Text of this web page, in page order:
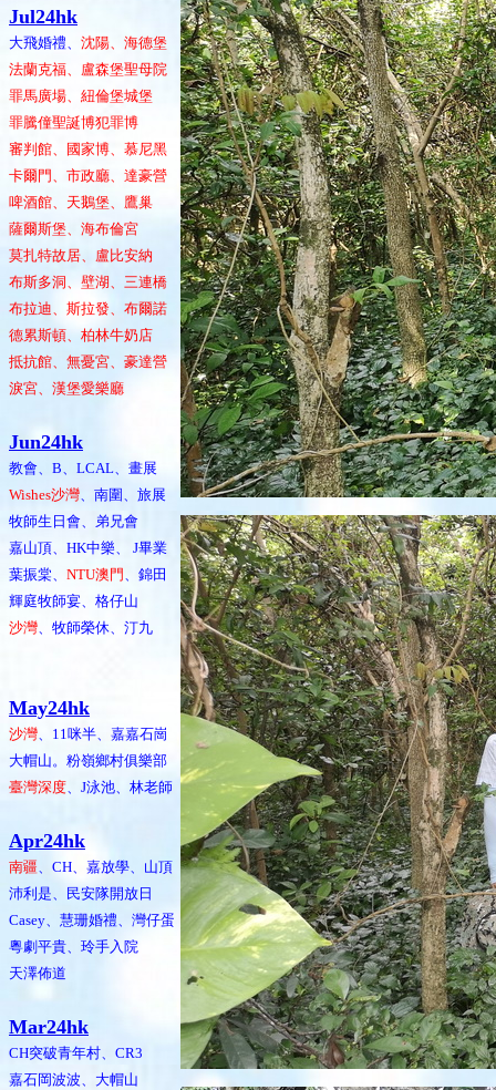
Jul24hk
大飛婚禮、 沈陽、海德堡
法蘭克福、盧森堡聖母院
罪馬廣場、紐倫堡城堡
罪騰僮聖誕博犯罪博
審判館、國家博、慕尼黑
卡爾門、市政廳、達豪營
啤酒館、天鵝堡、鷹巢
薩爾斯堡、海布倫宮
莫扎特故居、盧比安納
布斯多洞、壁湖、三連橋
布拉迪、斯拉發、布爾諾
德累斯頓、柏林牛奶店
抵抗館、無憂宮、豪達營
淚宮、漢堡愛樂廳
Jun24hk
教會、B、LCAL、畫展
Wishes沙灣、南圍、旅展
牧師生日會、弟兄會
嘉山頂、HK中樂、 J畢業
葉振棠、 NTU澳門 、錦田
輝庭牧師宴、格仔山
沙灣、牧師榮休、汀九
May24hk
沙灣、11咪半、嘉嘉石崗
大帽山。粉嶺鄉村俱樂部
臺灣深度、J泳池、林老師
Apr24hk
南疆、CH、嘉放學、山頂
沛利是、民安隊開放日
Casey、慧珊婚禮、灣仔蛋
粵劇平貴、玲手入院
天澤佈道
Mar24hk
CH突破青年村、CR3
嘉石岡波波、大帽山